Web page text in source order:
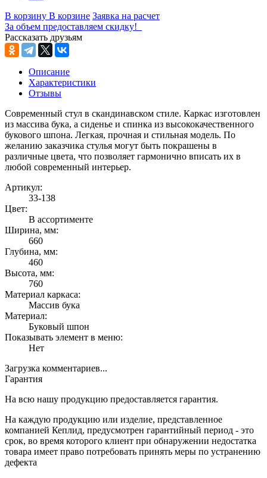
В корзину В корзине Заявка на расчет
За объем предоставляем скидку!
Рассказать друзьям
Описание
Характеристики
Отзывы
Современный стул в скандинавском стиле. Каркас изготовлен
из массива бука, а сиденье и спинка из высококачественного
букового шпона. Легкая, прочная и стильная модель. По
желанию заказчика стулья могут быть покрашены в
различные цвета, что позволяет гармонично вписать их в
любой современный интерьер.
Артикул:
33-138
Цвет:
В ассортименте
Ширина, мм:
660
Глубина, мм:
460
Высота, мм:
760
Материал каркаса:
Массив бука
Материал:
Буковый шпон
Показывать элемент в меню:
Нет
Загрузка комментариев...
Гарантия
На всю нашу продукцию предоставляется гарантия.
На каждую продукцию или изделие, представленное
компанией Кеплид, предусмотрен гарантийный период - это
срок, во время которого клиент при обнаружении недостатка
товара имеет право потребовать принять меры по устранению
дефекта